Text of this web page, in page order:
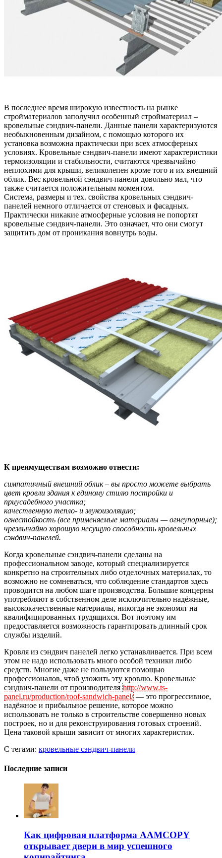
В последнее время широкую известность на рынке
стройматериалов заполучил особенный стройматериал –
кровельные сэндвич-панели. Данные панели характеризуются
необыкновенным дизайном, с помощью которого их
установка возможна практически при всех атмосферных
условиях. Кровельные сэндвич-панели имеют характеристики
термоизоляции и стабильности, считаются чрезвычайно
неплохими для крыши, великолепен кроме того и их внешний
облик. Вес кровельной сэндвич-панели довольно мал, что
также считается положительным моментом.
Система, размеры и тех. свойства кровельных сэндвич-
панелей немного отличается от стеновых и фасадных.
Практически никакие атмосферные условия не попортят
кровельные сэндвич-панели. Это означает, что они смогут
защитить дом от проникания вовнутрь воды.
К преимуществам возможно отнести:
симпатичный внешний облик – вы просто можете выбрать
цвет кровли здания к единому стилю постройки и
приусадебного участка;
качественную тепло- и звукоизоляцию;
огнестойкость (все применяемые материалы — огнеупорные);
чрезвычайно хорошую несущую способность кровельных
сэндвич-панелей.
Когда кровельные сэндвич-панели сделаны на
профессиональном заводе, который специализируется
конкретно на строительных либо отделочных материалах, то
возможно не сомневаться, что соблюдение стандартов здесь
проводится на любом шаге производства. Большие концерны
употребляют в собственном деле исключительно надёжные,
высококачественные материалы, никогда не экономят на
квалифицированных трудящихся. Вот поэтому им
предоставляется возможность гарантировать длинный срок
службы изделий.
Кровля из сэндвич панелей легко устанавливается. При всем
этом не надо использовать много особой техники либо
средств. Многие даже не пользуются помощью
профессионалов, чтоб уложить эту кровлю. Кровельные
сэндвич-панели от производителя http://www.ts-
panel.ru/production/roof-sandwich-panel/ — это прогрессивное,
надёжное и прибыльное решение, которое можно
использовать не только в строительстве совершенно новых
построек, но и для реконструирования готовых строений.
Цена таковой крыши зависит от многих характеристик.
С тегами: кровельные сэндвич-панели
Последние записи
Как цифровая платформа AAMCOPY
открывает двери в мир успешного